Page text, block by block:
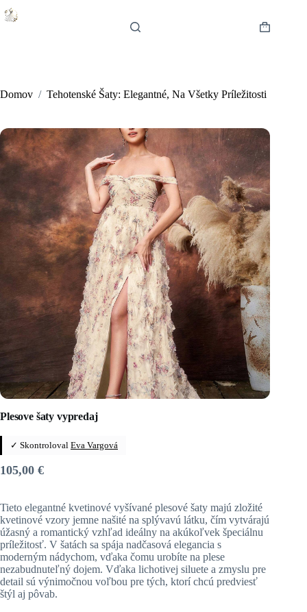
Skip
to
Shopping
Domov / Tehotenské Šaty: Elegantné, Na Všetky Príležitosti
Plesove šaty vypredaj
✓ Skontroloval Eva Vargová
105,00 €
Tieto elegantné kvetinové vyšívané plesové šaty majú zložité
kvetinové vzory jemne našité na splývavú látku, čím vytvárajú
úžasný a romantický vzhľad ideálny na akúkoľvek špeciálnu
príležitosť. V šatách sa spája nadčasová elegancia s
moderným nádychom, vďaka čomu urobíte na plese
nezabudnuteľný dojem. Vďaka lichotivej siluete a zmyslu pre
detail sú výnimočnou voľbou pre tých, ktorí chcú predviesť
štýl aj pôvab.